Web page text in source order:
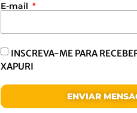
E-mail
INSCREVA-ME PARA
XAPURI
ENVIAR